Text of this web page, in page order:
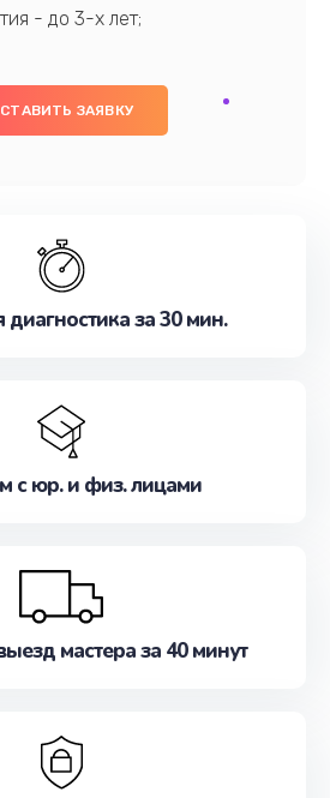
- до 3-х лет;
ЗАЯВКУ
диагностика за 30 мин.
с юр. и физ. лицами
мастера за 40 минут